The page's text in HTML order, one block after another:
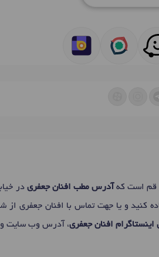
قم است که آدرس مطب افنان جعفری در
افنان جعفری، آدرس وب سایت و